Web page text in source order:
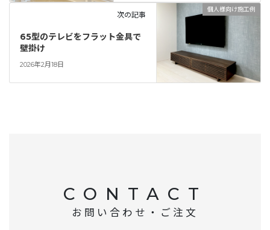
個人様向け施工例
次の記事
65型のテレビをフラット金具で
壁掛け
2026年2月18日
CONTACT
お問い合わせ・ご注文